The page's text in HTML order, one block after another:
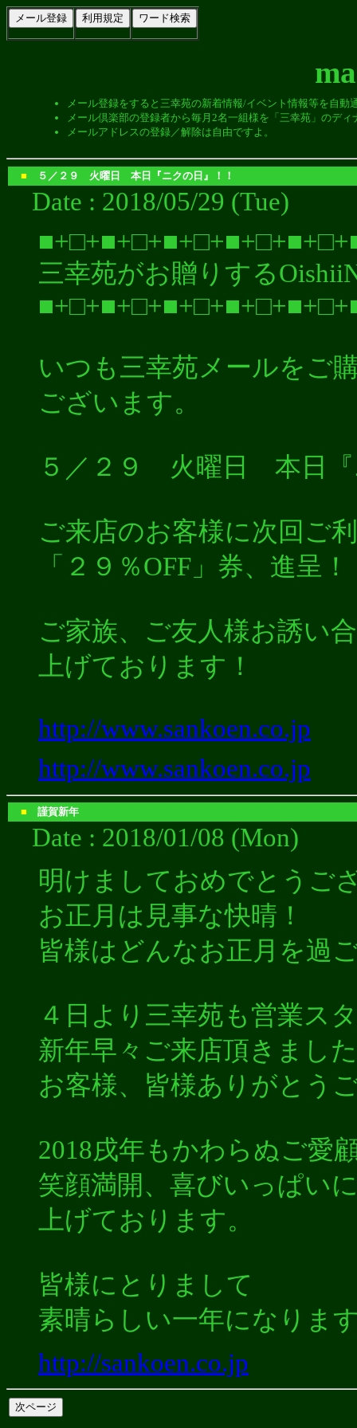
メール登録をすると三幸苑の新着情報/イベント情報等を自動
メール倶楽部の登録者から毎月2名一組様を「三幸苑」のデ
メールアドレスの登録／解除は自由ですよ。
■ ５／２９ 火曜日 本日『ニクの日』！！
Date : 2018/05/29 (Tue)
三幸苑がお贈りする
いつも三幸苑メールをご
ございます。
５／２９ 火曜日 本日『
ご来店のお客様に次回ご
「２９％OFF」券、進呈！
ご家族、ご友人様お誘い
上げております！
http://www.sankoen.co.jp
http://www.sankoen.co.jp
■ 謹賀新年
Date : 2018/01/08 (Mon)
明けましておめでとうご
お正月は見事な快晴！
皆様はどんなお正月を過
４日より三幸苑も営業ス
新年早々ご来店頂きまし
お客様、皆様ありがとう
2018戌年もかわらぬご愛
笑顔満開、喜びいっぱい
上げております。
皆様にとりまして
素晴らしい一年になりま
http://sankoen.co.jp